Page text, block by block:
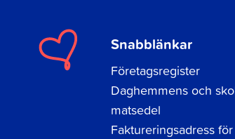
Snabblänkar
Företagsregister
Daghemmens och
matsedel
Faktureringsadress för